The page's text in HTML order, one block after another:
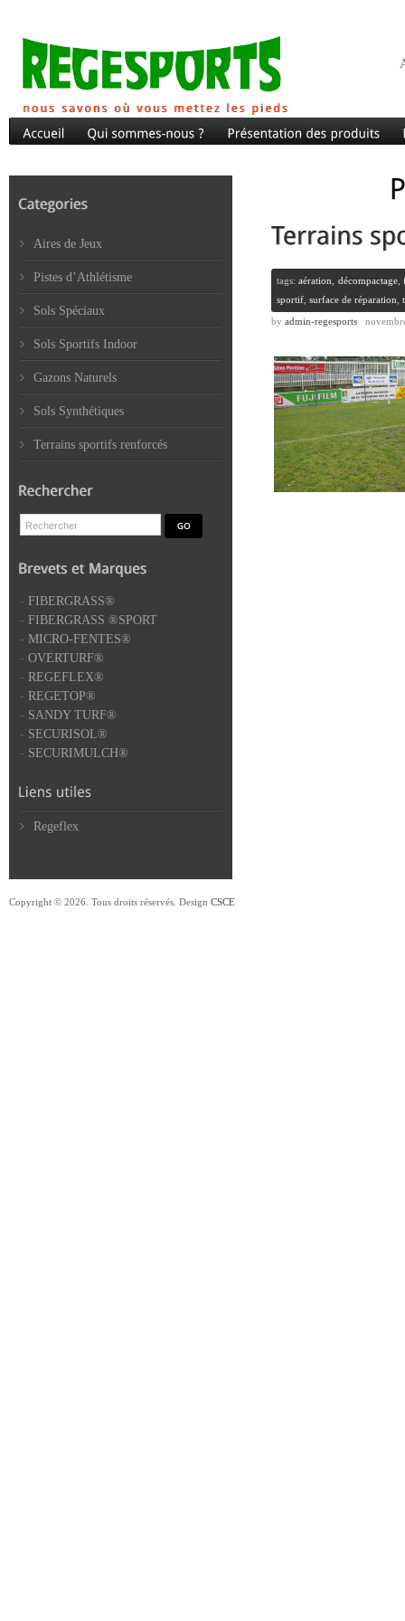
tags:aération décompactage,
sportif surface de réparation
by admin-regesports
Aires de Jeux
Pistes d’Athlétisme
Sols Spéciaux
Sols Sportifs Indoor
Gazons Naturels
Sols Synthétiques
Terrains sportifs renforcés
- FIBERGRASS®
- FIBERGRASS ®SPORT
- MICRO-FENTES®
- OVERTURF®
- REGEFLEX®
- REGETOP®
- SANDY TURF®
- SECURISOL®
- SECURIMULCH®
Regeflex
Copyright © 2026. Tous droits réservés. Design CSCE